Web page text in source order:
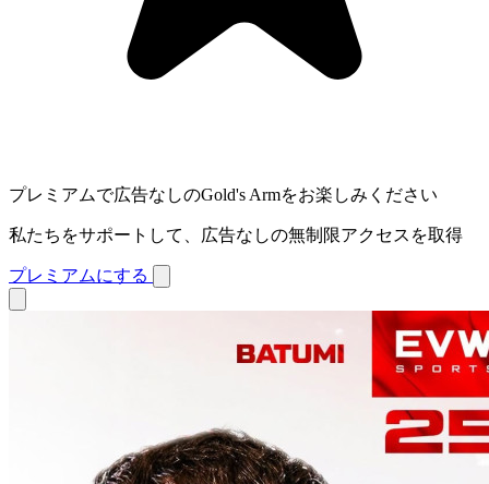
プレミアムで広告なしのGold's Armをお楽しみください
私たちをサポートして、広告なしの無制限アクセスを取得
プレミアムにする